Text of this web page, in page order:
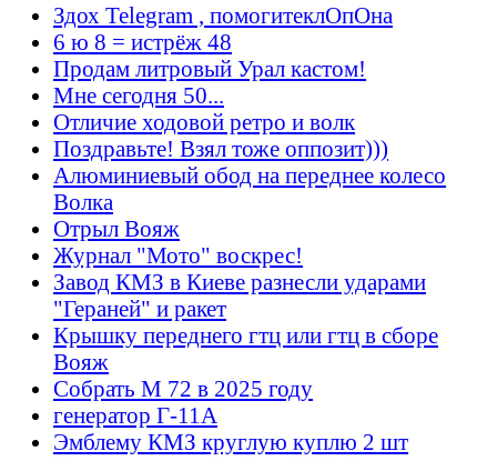
Здох Telegram , помогитеклОпОна
6 ю 8 = истрёж 48
Продам литровый Урал кастом!
Мне сегодня 50...
Отличие ходовой ретро и волк
Поздравьте! Взял тоже оппозит)))
Алюминиевый обод на переднее колесо
Волка
Отрыл Вояж
Журнал "Мото" воскрес!
Завод КМЗ в Киеве разнесли ударами
"Гераней" и ракет
Крышку переднего гтц или гтц в сборе
Вояж
Собрать М 72 в 2025 году
генератор Г-11А
Эмблему КМЗ круглую куплю 2 шт